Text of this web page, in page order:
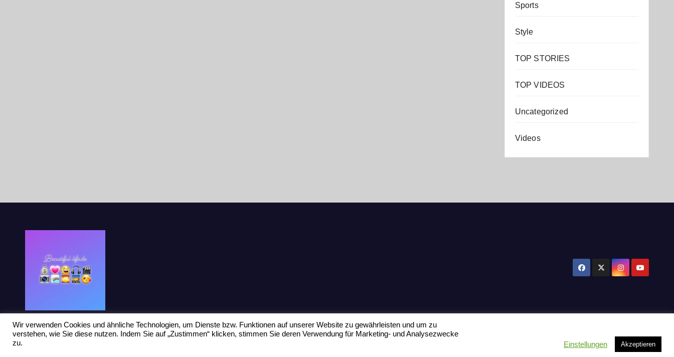
Sports
Style
TOP STORIES
TOP VIDEOS
Uncategorized
Videos
Impressum
Wir verwenden Cookies und ähnliche Technologien, um Dienste bzw. Funktionen auf unserer Website zu gewährleisten und um zu
verstehen, wie Sie diese nutzen. Indem Sie auf „Zustimmen“ klicken, stimmen Sie deren Verwendung für Marketing- und Analysezwecke
zu.
Einstellungen Akzeptieren